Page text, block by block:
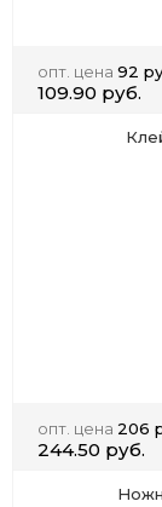
опт. цена 92
109.90 руб.
опт. цена 206
244.50 руб.